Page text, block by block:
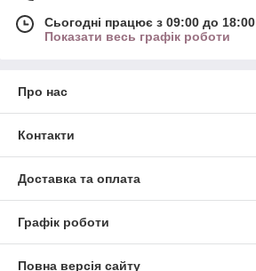
Сьогодні працює з 09:00 до 18:00
Показати весь графік роботи
Про нас
Контакти
Доставка та оплата
Графік роботи
Повна версія сайту